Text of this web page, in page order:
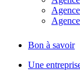
Bon à savoir
Une